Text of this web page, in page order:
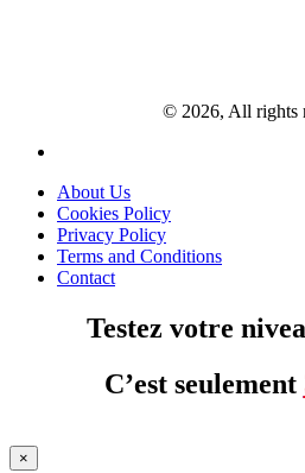
© 2026, All rights
About Us
Cookies Policy
Privacy Policy
Terms and Conditions
Contact
Testez votre
C’est seulement
×